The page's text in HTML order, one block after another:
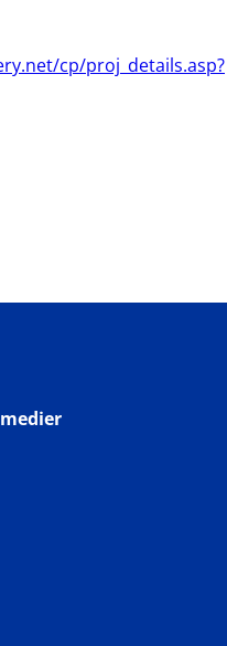
cp/proj_details.asp?